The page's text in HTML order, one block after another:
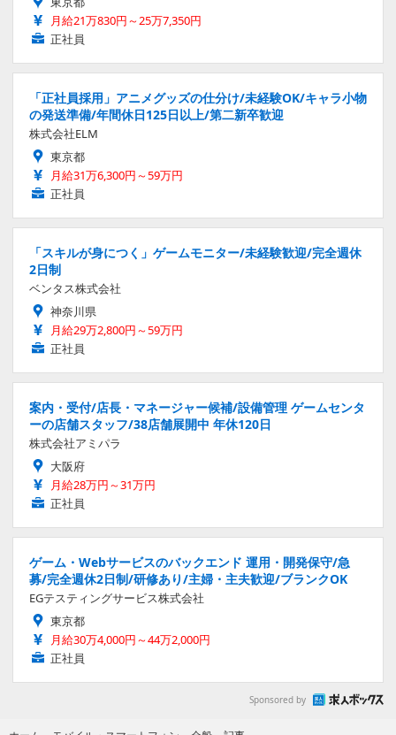
月給21万830円～25万7,350円
正社員
「正社員採用」アニメグッズの仕分け/未経験OK/キャラ小物
の発送準備/年間休日125日以上/第二新卒歓迎
株式会社ELM
東京都
月給31万6,300円～59万円
正社員
「スキルが身につく」ゲームモニター/未経験歓迎/完全週休
2日制
ベンタス株式会社
神奈川県
月給29万2,800円～59万円
正社員
案内・受付/店長・マネージャー候補/設備管理 ゲームセンタ
ーの店舗スタッフ/38店舗展開中 年休120日
株式会社アミパラ
大阪府
月給28万円～31万円
正社員
ゲーム・Webサービスのバックエンド 運用・開発保守/急
募/完全週休2日制/研修あり/主婦・主夫歓迎/ブランクOK
EGテスティングサービス株式会社
東京都
月給30万4,000円～44万2,000円
正社員
Sponsored by